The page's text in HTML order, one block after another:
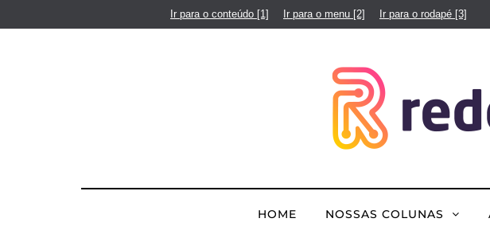
Ir para o conteúdo [1] Ir para o menu [2] Ir para o rodapé [3]
HOME NOSSAS COLUNAS